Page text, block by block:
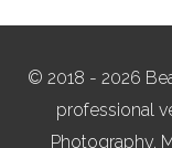
© 2018 - 2026
professional
Photography,